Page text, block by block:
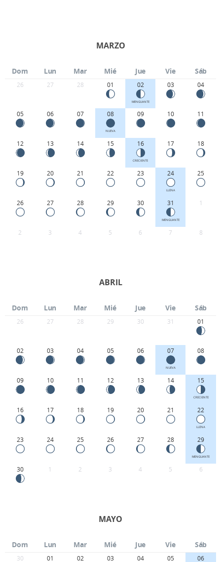
MARZO
Dom Lun Mar Mié Jue Vie Sáb
26 27 28 01 02
MENGUANTE
03 04
05 06 07 08
NUEVA
09 10 11
12 13 14 15 16
CRECIENTE
17 18
19 20 21 22 23 24
LLENA
25
26 27 28 29 30 31
MENGUANTE
1
2 3 4 5 6 7 8
ABRIL
Dom Lun Mar Mié Jue Vie Sáb
26 27 28 29 30 31 01
02 03 04 05 06 07
NUEVA
08
09 10 11 12 13 14 15
CRECIENTE
16 17 18 19 20 21 22
LLENA
23 24 25 26 27 28 29
MENGUANTE
30 1 2 3 4 5 6
MAYO
Dom Lun Mar Mié Jue Vie Sáb
30 01 02 03 04 05 06